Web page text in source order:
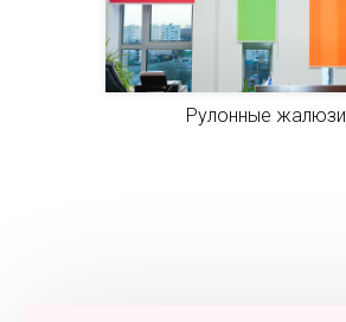
Рулонные жалюзи